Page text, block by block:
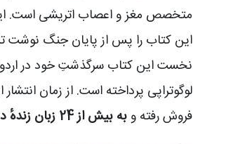
متخصص مغز و اعصاب اتریشی است. این
این کتاب را پس از پایان جنگ نوشت
نخست این کتاب سرگذشتِ خود در
فروش رفته و به بیش از 24 زبان زندهٔ دنیا ترجمه شد.